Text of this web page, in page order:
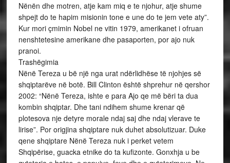
Nënën dhe motren, atje kam miq e te njohur, atje shume
shpejt do te hapim misionin tone e une do te jem vete aty”.
Kur mori çmimin Nobel ne vitin 1979, amerikanet i ofruan
nenshtetesine amerikane dhe pasaporten, por ajo nuk
pranoi.
Trashëgimia
Nënë Tereza u bë një nga urat ndërlidhëse të njohjes së
shqiptarëve në botë. Bill Clinton është shprehur në qershor
2002: “Nënë Tereza, ishte e para Ajo qe më bëri ta dua
kombin shqiptar. Dhe tani ndihem shume krenar që
plotesova nje detyre morale ndaj saj dhe ndaj vlerave te
lirise”. Por origjina shqiptare nuk duhet absolutizuar. Duke
qene shqiptare Nënë Tereza nuk i perket vetem
Shqipërise, guacka etnike do ta kufizonte. Gonxhja u be